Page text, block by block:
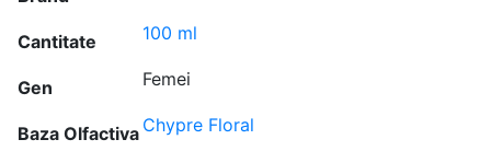
Cantitate 100 ml
Gen Femei
Baza Olfactiva Chypre Floral